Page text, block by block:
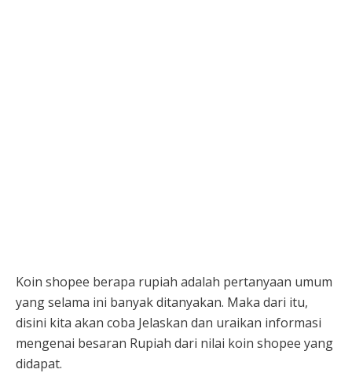
Koin shopee berapa rupiah adalah pertanyaan umum
yang selama ini banyak ditanyakan. Maka dari itu,
disini kita akan coba Jelaskan dan uraikan informasi
mengenai besaran Rupiah dari nilai koin shopee yang
didapat.